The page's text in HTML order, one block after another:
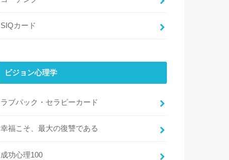
SIQカード
ビジョン心理学
ラブパック・セラピーカード
幸福こそ、最大の復讐である
成功心理100